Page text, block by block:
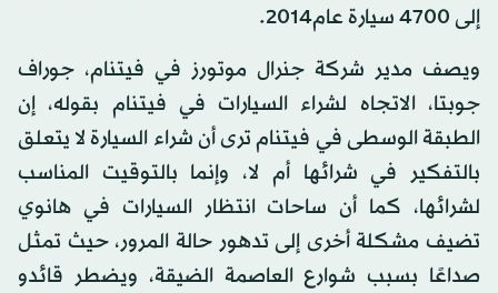
إلى 4700 سيارة عام2014.
ويصف مدير شركة جنرال موتورز في فيتنام، جوراف
جوبتا، الاتجاه لشراء السيارات في فيتنام بقوله، إن
الطبقة الوسطى في فيتنام ترى أن شراء السيارة لا يتعلق
بالتفكير في شرائها أم لا، وإنما بالتوقيت المناسب
لشرائها، كما أن ساحات انتظار السيارات في هانوي
تضيف مشكلة أخرى إلى تدهور حالة المرور، حيث تمثل
صداعًا بسبب شوارع العاصمة الضيقة، ويضطر قائدو